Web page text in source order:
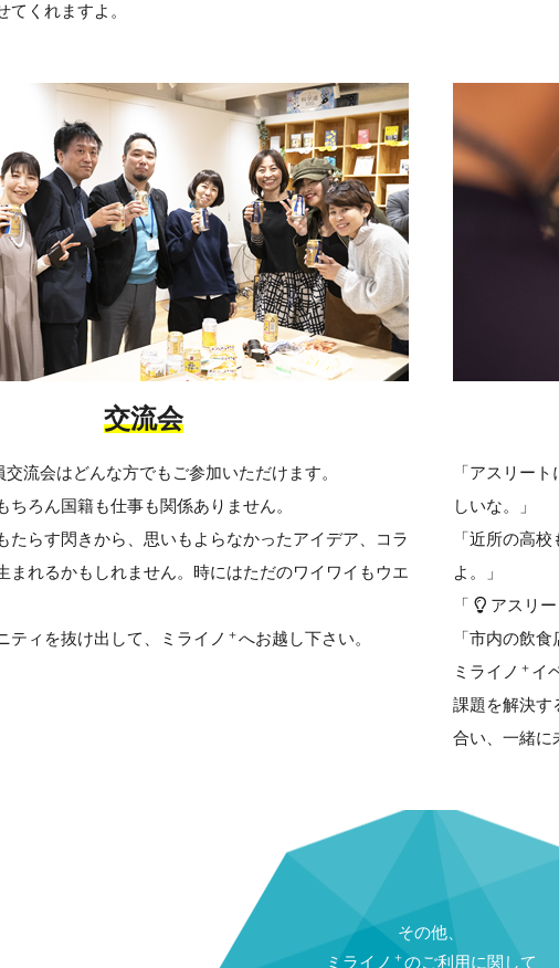
てくれますよ。
交流会
交流会はどんな方でもご参加いただけます。
ちろん国籍も仕事も関係ありません。
たらす閃きから、思いもよらなかったアイデア、コラ
まれるかもしれません。時にはただのワイワイもウエ
ティを抜け出して、ミライノ ＋へお越し下さい。
「アスリー
しいな。」
「近所の高
よ。」
「
アスリ
「市内の飲
ミライノ ＋ イ
課題を解決す
合い、一緒に
その他、
ミライノ ＋のご利用に関して